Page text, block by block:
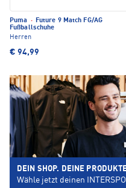
Puma ·
Future 9 Match FG/AG
Fußballschuhe
Herren
€ 94,99
DEIN SHOP. DEINE
Wähle jetzt deinen